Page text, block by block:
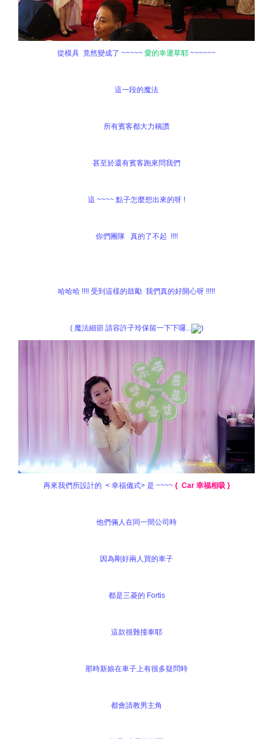
從模具 竟然變成了 ~~~~~ 愛的幸運草耶 ~~~~~~
這一段的魔法
所有賓客都大力稱讚
甚至於還有賓客跑來問我們
這 ~~~~ 點子怎麼想出來的呀 !
你們團隊 真的了不起 !!!!
哈哈哈 !!!! 受到這樣的鼓勵 我們真的好開心呀 !!!!!
( 魔法細節 請容許子玲保留一下下囉... )
再來我們所設計的 < 幸福儀式> 是 ~~~~ { Car 幸福相吸 }
他們倆人在同一間公司時
因為剛好兩人買的車子
都是三菱的 Fortis
這款很難撞車耶
那時新娘在車子上有很多疑問時
都會請教男主角